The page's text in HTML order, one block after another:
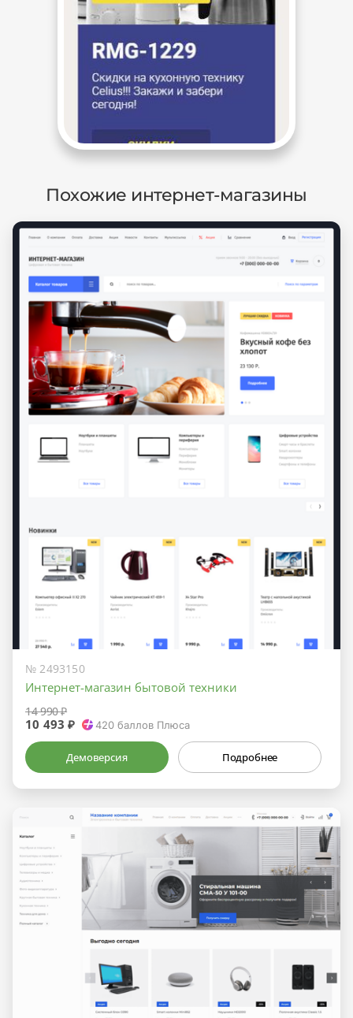
Похожие интернет-магазины
№ 2493150
Интернет-магазин бытовой техники
14 990 ₽
10 493 ₽ 420баллов Плюса
Демоверсия Подробнее